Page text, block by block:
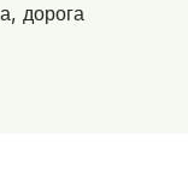
дорога